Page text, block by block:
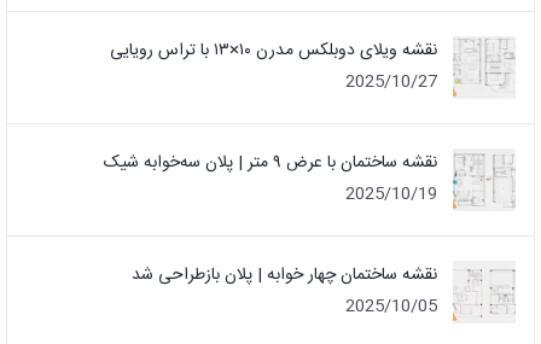
نقشه ویلای دوبلکس مدرن ۱۰×۱۳ با تراس رویایی
2025/10/27
نقشه ساختمان با عرض ۹ متر | پلان سه‌خوابه شیک
2025/10/19
نقشه ساختمان چهار خوابه | پلان بازطراحی شد
2025/10/05